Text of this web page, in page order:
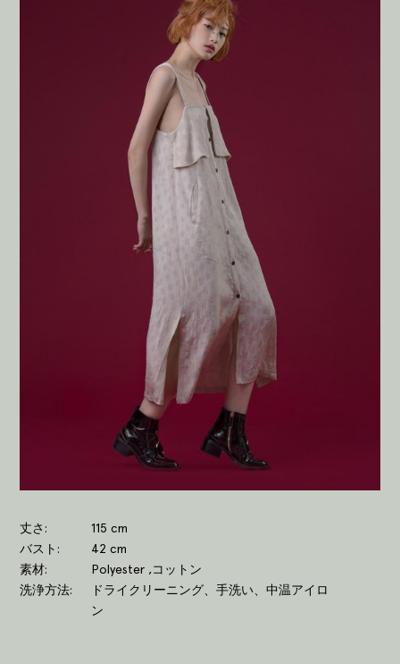
丈さ
115 cm
バスト
42 cm
素材
Polyester ,コットン
洗浄方法
ドライクリーニング、手洗い、中温アイロ
ン